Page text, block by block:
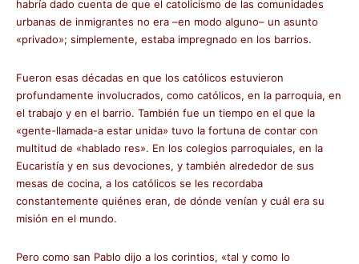
habría dado cuenta de que el catolicismo de las comunidades
urbanas de inmigrantes no era –en modo alguno– un asunto
«privado»; simplemente, estaba impregnado en los barrios.
Fueron esas décadas en que los católicos estuvieron
profundamente involucrados, como católicos, en la parroquia, en
el trabajo y en el barrio. También fue un tiempo en el que la
«gente-llamada-a estar unida» tuvo la fortuna de contar con
multitud de «hablado res». En los colegios parroquiales, en la
Eucaristía y en sus devociones, y también alrededor de sus
mesas de cocina, a los católicos se les recordaba
constantemente quiénes eran, de dónde venían y cuál era su
misión en el mundo.
Pero como san Pablo dijo a los corintios, «tal y como lo